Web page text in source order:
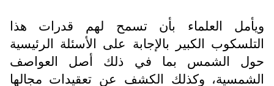
ويأمل العلماء بأن تسمح لهم قدرات هذا
التلسكوب الكبير بالإجابة على الأسئلة الرئيسية
حول الشمس بما في ذلك أصل العواصف
الشمسية، وكذلك الكشف عن تعقيدات مجالها